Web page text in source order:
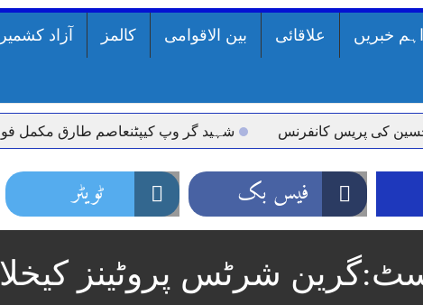
اہم خبریں علاقائی بین الاقوامی کالمز آزاد کشمیر
پریس کانفرنس شہید گر وپ کیپٹنعاصم طارق مکمل فوجی
فیس بک ٹویٹر
شرٹس پروٹینز